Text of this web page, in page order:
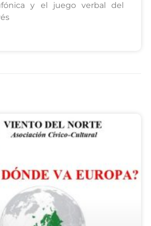
y el juego verbal del